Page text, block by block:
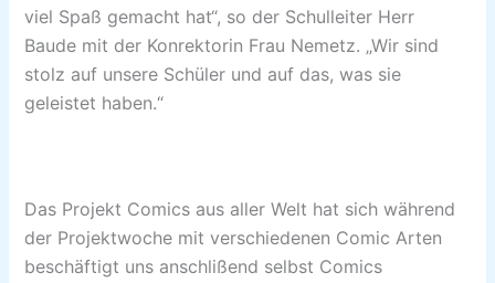
viel Spaß gemacht hat“, so der Schulleiter Herr
Baude mit der Konrektorin Frau Nemetz. „Wir sind
stolz auf unsere Schüler und auf das, was sie
geleistet haben.“
Das Projekt Comics aus aller Welt hat sich während
der Projektwoche mit verschiedenen Comic Arten
beschäftigt uns anschlißend selbst Comics